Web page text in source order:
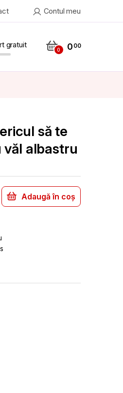
Contul meu
gratuit
0 0 00
să te
văl albastru
+ Lasă întunericul să te
Adaugă în coș